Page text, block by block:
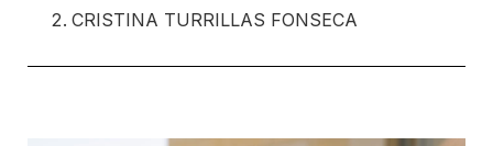
CRISTINA TURRILLAS FONSECA